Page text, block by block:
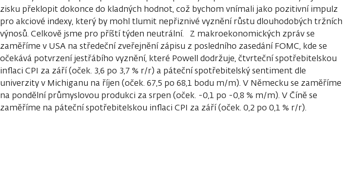
zisku překlopit dokonce do kladných hodnot, což bychom vnímali jako pozitivní impulz
pro akciové indexy, který by mohl tlumit nepřiznivé vyznění růstu dlouhodobých tržních
výnosů. Celkově jsme pro příští týden neutrální. Z makroekonomických zpráv se
zaměříme v USA na středeční zveřejnění zápisu z posledního zasedání FOMC, kde se
očekává potvrzení jestřábího vyznění, které Powell dodržuje, čtvrteční spotřebitelskou
inflaci CPI za září (oček. 3,6 po 3,7 % r/r) a páteční spotřebitelský sentiment dle
univerzity v Michiganu na říjen (oček. 67,5 po 68,1 bodu m/m). V Německu se zaměříme
na pondělní průmyslovou produkci za srpen (oček. -0,1 po -0,8 % m/m). V Číně se
zaměříme na páteční spotřebitelskou inflaci CPI za září (oček. 0,2 po 0,1 % r/r).